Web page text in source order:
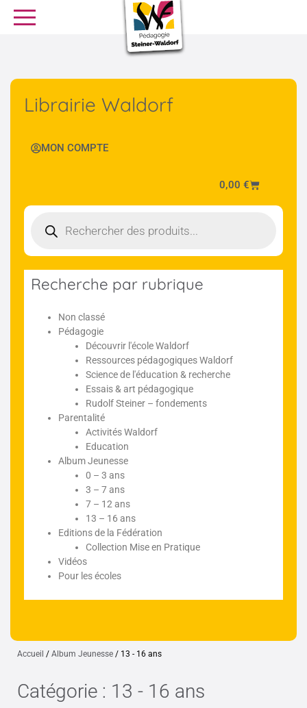
SE FORMER
Librairie Presse
Accueil / Album Jeunesse / 13 - 16 ans
Catégorie : 13 - 16 ans
Librairie Waldorf
MON COMPTE
0,00 €
Recherche par rubrique
Non classé
Pédagogie
Découvrir l'école Waldorf
Ressources pédagogiques Waldorf
Science de l'éducation & recherche
Essais & art pédagogique
Rudolf Steiner – fondements
Parentalité
Activités Waldorf
Education
Album Jeunesse
0 – 3 ans
3 – 7 ans
7 – 12 ans
13 – 16 ans
Editions de la Fédération
Collection Mise en Pratique
Vidéos
Pour les écoles